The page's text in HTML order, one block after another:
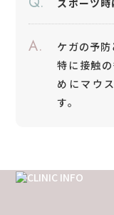
A.
ケガの予防
特に接触
めにマウ
す。